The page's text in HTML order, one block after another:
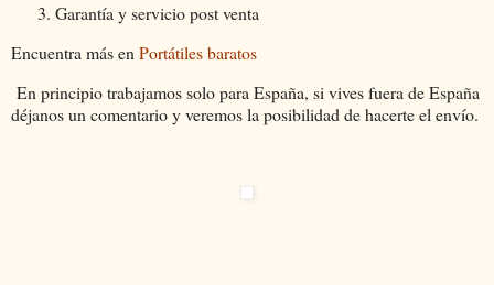
Garantía y servicio post venta
Encuentra más en Portátiles baratos
En principio trabajamos solo para España, si vives fuera de España
déjanos un comentario y veremos la posibilidad de hacerte el envío.